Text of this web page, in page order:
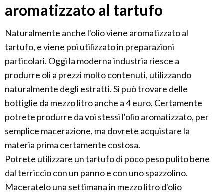
aromatizzato al tartufo
Naturalmente anche l'olio viene aromatizzato al
tartufo, e viene poi utilizzato in preparazioni
particolari. Oggi la moderna industria riesce a
produrre oli a prezzi molto contenuti, utilizzando
naturalmente degli estratti. Si può trovare delle
bottiglie da mezzo litro anche a 4 euro. Certamente
potrete produrre da voi stessi l'olio aromatizzato, per
semplice macerazione, ma dovrete acquistare la
materia prima certamente costosa.
Potrete utilizzare un tartufo di poco peso pulito bene
dal terriccio con un panno e con uno spazzolino.
Maceratelo una settimana in mezzo litro d'olio